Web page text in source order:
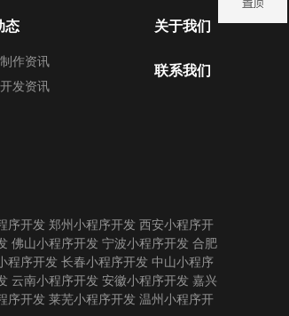
态
作资讯
发资讯
关于我们
联系我们
序开发 郑州小程序开发 西安小程序开
佛山小程序开发 宁波小程序开发 合肥
程序开发 长春小程序开发 中山小程序
云南小程序开发 安徽小程序开发 嘉兴
序开发 莱芜小程序开发 温州小程序开